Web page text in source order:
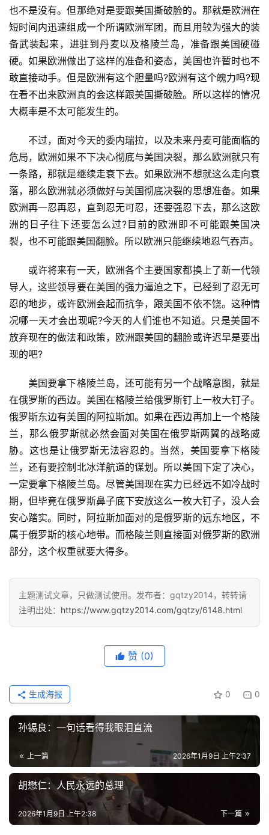
章
分
类
专
题
列
快
讯
更
多
页
面
也不是没有。但那绝对是要跟美国撕破脸的。那就是欧洲在
短时间内迅速组成一个所谓欧洲军团，而且用较为强大的装
备武装起来，进驻到丹麦以及格陵兰岛，准备跟美国硬碰
硬。如果欧洲做出了这样的准备和姿态，美国也许暂时也不
敢直接动手。但是欧洲有这个胆量吗?欧洲有这个魄力吗?现
在看不出来欧洲真的会这样跟美国撕破脸。所以这样的情况
大概率是不太可能发生的。
不过，面对今天的委内瑞拉，以及未来丹麦可能面临的
危局，欧洲如果不下决心彻底与美国决裂，那么欧洲就只有
一条路，那就是继续走衰下去。如果欧洲不想就这么走向衰
落，那么欧洲就必须做好与美国彻底决裂的思想准备。如果
欧洲再一忍再忍，直到忍无可忍，还要强忍下去，那么这欧
洲的日子往下还要怎么过?目前的欧洲即不可能跟美国决
裂，也不可能跟美国翻脸。所以欧洲只能继续地忍气吞声。
或许将来有一天，欧洲各个主要国家都换上了新一代领
导人，这些领导要在美国的强力逼迫之下，已经到了忍无可
忍的地步，或许欧洲会起而抗争，跟美国不依不饶。这种情
况哪一天才会出现呢?今天的人们谁也不知道。只是美国不
放弃现在的做法和政策，欧洲跟美国的翻脸或许迟早是要出
现的吧?
美国要拿下格陵兰岛，还可能有另一个战略意图，就是
在俄罗斯的西边。美国在格陵兰给俄罗斯钉上一枚大钉子。
俄罗斯东边有美国的阿拉斯加。如果在西边再加上一个格陵
兰，那么俄罗斯就必然会面对美国在俄罗斯两翼的战略威
胁。这也是让俄罗斯无法容忍的。当然，美国要拿下格陵
兰，还有要控制北冰洋航道的谋划。所以美国下定了决心，
一定要拿下格陵兰岛。尽管美国现在实力已经远不如冷战时
期，但毕竟在俄罗斯鼻子底下安放这么一枚大钉子，没人会
安心踏实。同时，阿拉斯加面对的是俄罗斯的远东地区，不
属于俄罗斯的核心地带。而格陵兰则直接面对俄罗斯的欧洲
部分，这个权重就要大得多。
主题测试文章，只做测试使用。发布者：gqtzy2014，转转请
注明出处： https://www.gqtzy2014.com/gqtzy/6148.html
赞 (0)
0 0
生成海报
孙锡良：一句话看得我眼泪直流
上一篇 2026年1月9日 上午2:37
胡懋仁：人民永远的总理
下一篇
2026年1月9日 上午2:38